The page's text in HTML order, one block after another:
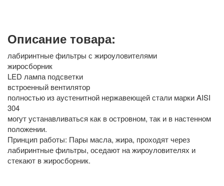
Описание товара:
лабиринтные фильтры с жироуловителями
жиросборник
LED лампа подсветки
встроенный вентилятор
полностью из аустенитной нержавеющей стали марки AISI
304
могут устанавливаться как в островном, так и в настенном
положении.
Принцип работы: Пары масла, жира, проходят через
лабиринтные фильтры, оседают на жироуловителях и
стекают в жиросборник.